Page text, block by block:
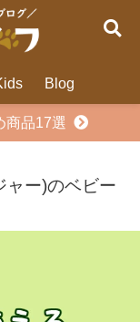
Blog
商品17選
ャー)のベビー